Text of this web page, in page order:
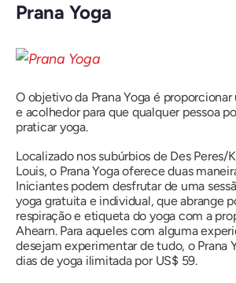
Prana Yoga
O objetivo da Prana Yoga é
e acolhedor para que qualquer pessoa
praticar yoga.
Localizado nos subúrbios de Des Peres/
Louis, o Prana Yoga oferece duas
Iniciantes podem desfrutar de uma
yoga gratuita e individual, que abrange
respiração e etiqueta do yoga com a
Ahearn. Para aqueles com alguma
desejam experimentar de tudo, o Prana
dias de yoga ilimitada por US$ 59.